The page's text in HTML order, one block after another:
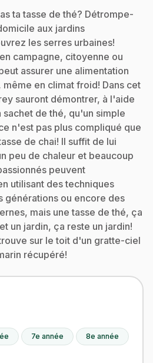
ta tasse de thé? Détrompe-
aux jardins
les serres urbaines!
campagne, citoyenne ou
assurer une alimentation
en climat froid! Dans cet
sauront démontrer, à l'aide
de thé, qu'un simple
n'est pas plus compliqué que
de chai! Il suffit de lui
peu de chaleur et beaucoup
peuvent
utilisant des techniques
générations ou encore des
mais une tasse de thé, ça
un jardin, ça reste un jardin!
sur le toit d'un gratte-ciel
récupéré!
7e année 8e année